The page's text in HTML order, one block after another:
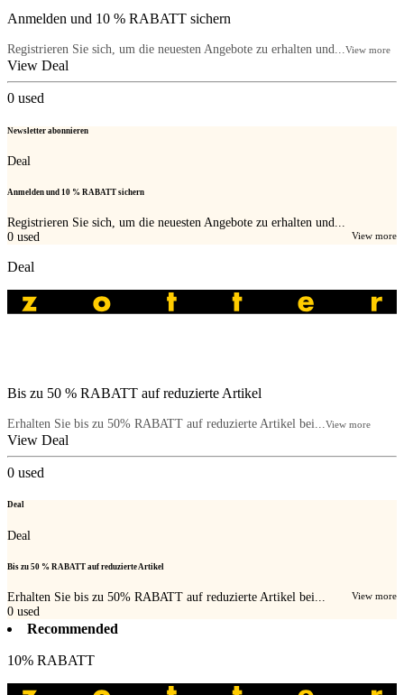
Anmelden und 10 % RABATT sichern
Registrieren Sie sich, um die neuesten Angebote zu erhalten und...View more
View Deal
0 used
Newsletter abonnieren
Deal
Anmelden und 10 % RABATT sichern
Registrieren Sie sich, um die neuesten Angebote zu erhalten und...
View more
0 used
Deal
Bis zu 50 % RABATT auf reduzierte Artikel
Erhalten Sie bis zu 50% RABATT auf reduzierte Artikel bei...View more
View Deal
0 used
Deal
Deal
Bis zu 50 % RABATT auf reduzierte Artikel
Erhalten Sie bis zu 50% RABATT auf reduzierte Artikel bei... View more
0 used
Recommended
10% RABATT